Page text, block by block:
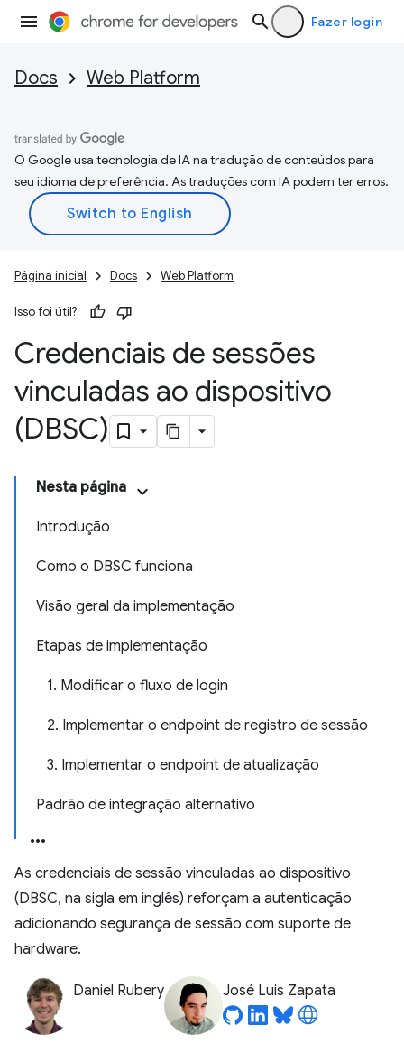
Fazer login
Docs Web Platform
O Google usa tecnologia de IA na tradução de conteúdos para
seu idioma de preferência. As traduções com IA podem ter erros.
Página inicial Docs Web Platform
Isso foi útil?
Credenciais de sessões
vinculadas ao dispositivo
(DBSC)
Nesta página
Introdução
Como o DBSC funciona
Visão geral da implementação
Etapas de implementação
1. Modificar o fluxo de login
2. Implementar o endpoint de registro de sessão
3. Implementar o endpoint de atualização
Padrão de integração alternativo
As credenciais de sessão vinculadas ao dispositivo
(DBSC, na sigla em inglês) reforçam a autenticação
adicionando segurança de sessão com suporte de
hardware.
Daniel Rubery José Luis Zapata